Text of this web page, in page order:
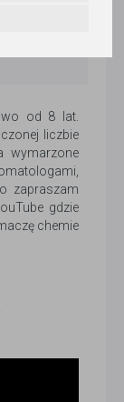
od 8 lat.
liczbie
wymarzone
zapraszam
gdzie
chemie